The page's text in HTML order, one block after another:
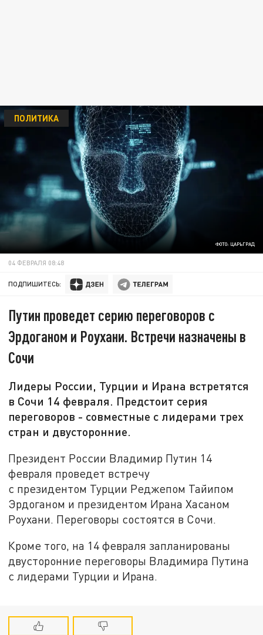
ФОТО: ЦАРЬГРАД
ПОЛИТИКА
04 ФЕВРАЛЯ 08:48
ПОДПИШИТЕСЬ:
Путин проведет серию переговоров с
Эрдоганом и Роухани. Встречи назначены в
Сочи
Лидеры России, Турции и Ирана встретятся
в Сочи 14 февраля. Предстоит серия
переговоров - совместные с лидерами трех
стран и двусторонние.
Президент России Владимир Путин 14
февраля проведет встречу
с президентом Турции Реджепом Тайипом
Эрдоганом и президентом Ирана Хасаном
Роухани. Переговоры состоятся в Сочи.
Кроме того, на 14 февраля запланированы
двусторонние переговоры Владимира Путина
с лидерами Турции и Ирана.